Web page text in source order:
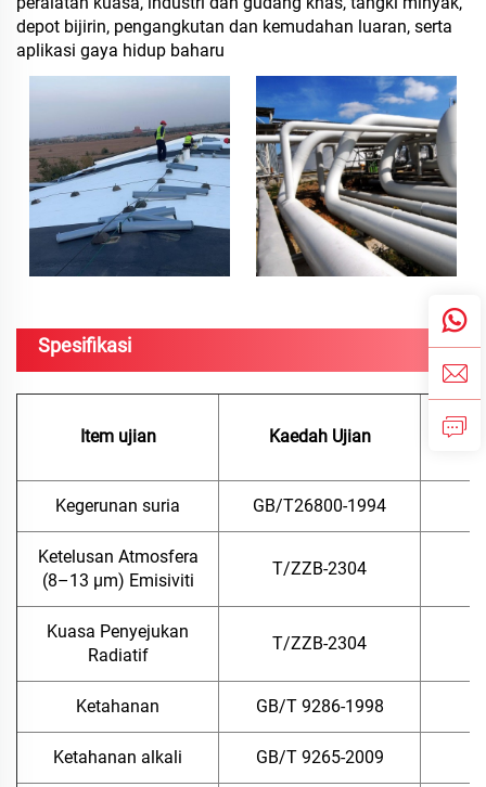
depot bijirin, pengangkutan dan kemudahan luaran, serta
aplikasi gaya hidup baharu
Spesifikasi
Item ujian Kaedah Ujian
Kegerunan suria GB/T26800-1994
Ketelusan Atmosfera
(8–13 μm) Emisiviti
T/ZZB-2304
Kuasa Penyejukan
Radiatif
T/ZZB-2304
Ketahanan GB/T 9286-1998
Ketahanan alkali GB/T 9265-2009